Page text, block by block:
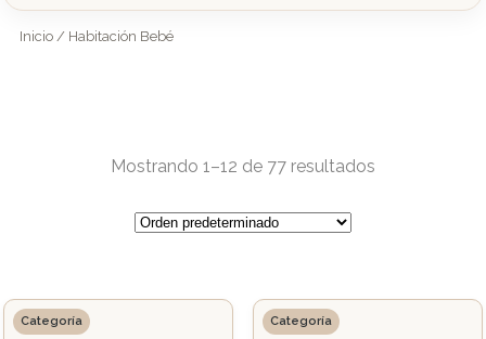
Inicio / Habitación Bebé
Mostrando 1–12 de 77 resultados